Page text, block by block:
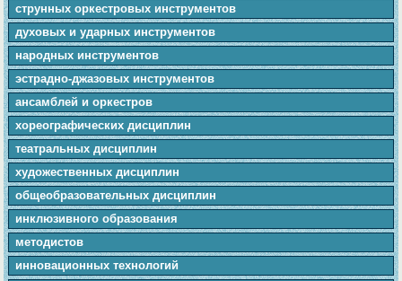
cтpунныx оркестровых инструментов
духовых и ударных инструментов
народных инструментов
эстрадно-джазовых инструментов
ансамблей и оркестров
хореографических дисциплин
театральных дисциплин
художественных дисциплин
общеобразовательных дисциплин
инклюзивного образования
методистов
инновационных технологий